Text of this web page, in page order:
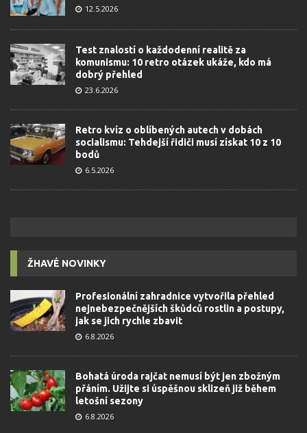
12.5.2026
Test znalostí o každodenní realitě za
komunismu: 10 retro otázek ukáže, kdo má
dobrý přehled
23.6.2026
Retro kvíz o oblíbených autech v dobách
socialismu: Tehdejší řidiči musí získat 10 z 10
bodů
6.5.2026
ŽHAVÉ NOVINKY
Profesionální zahradnice vytvořila přehled
nejnebezpečnějších škůdců rostlin a postupy,
jak se jich rychle zbavit
6.8.2026
Bohatá úroda rajčat nemusí být jen zbožným
přáním. Užijte si úspěšnou sklizeň již během
letošní sezony
6.8.2026